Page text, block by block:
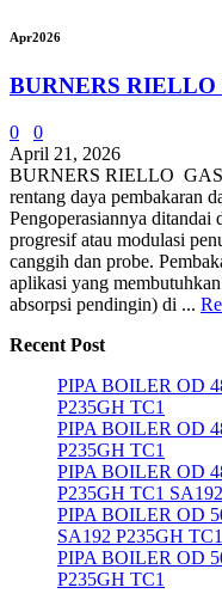
Apr2026
BURNERS
0
0
April 21, 2026
BURNERS RIELLO
rentang daya pembakaran
Pengoperasiannya ditandai
progresif atau modulasi
canggih dan probe.
aplikasi yang
absorpsi pendingin) di ...
Recent Post
PIPA BOILER OD
P235GH TC1
PIPA BOILER OD
P235GH TC1
PIPA BOILER OD
P235GH TC1 SA192
PIPA BOILER OD
SA192 P235GH TC1
PIPA BOILER OD
P235GH TC1